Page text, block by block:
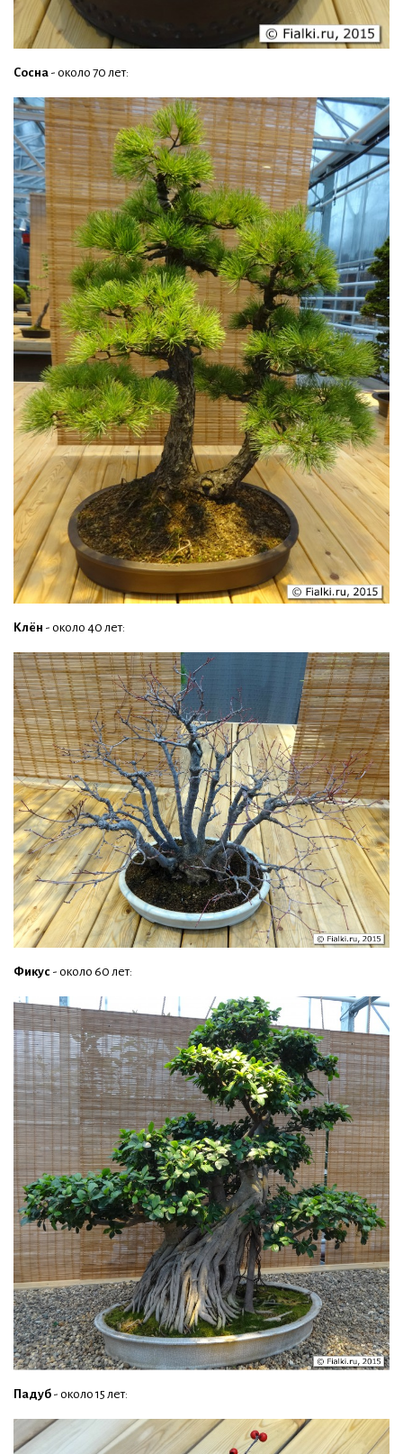
Сосна - около 70 лет:
Клён - около 40 лет:
Фикус - около 60 лет:
Падуб - около 15 лет: